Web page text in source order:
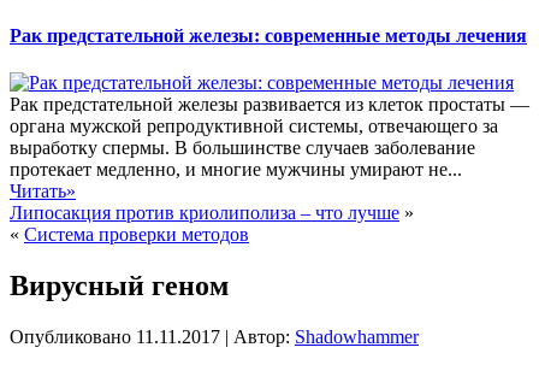
Рак предстательной железы: современные методы лечения
Рак предстательной железы развивается из клеток простаты —
органа мужской репродуктивной системы, отвечающего за
выработку спермы. В большинстве случаев заболевание
протекает медленно, и многие мужчины умирают не...
Читать»
Липосакция против криолиполиза – что лучше »
« Система проверки методов
Вирусный геном
Опубликовано 11.11.2017 | Автор: Shadowhammer